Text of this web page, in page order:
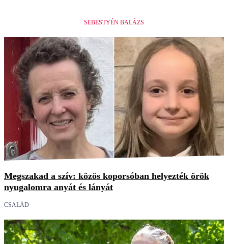
SEBESTYÉN BALÁZS
Megszakad a szív: közös koporsóban helyezték örök
nyugalomra anyát és lányát
CSALÁD